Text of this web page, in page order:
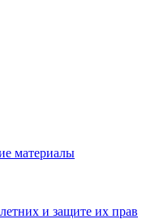
материалы
и защите их прав